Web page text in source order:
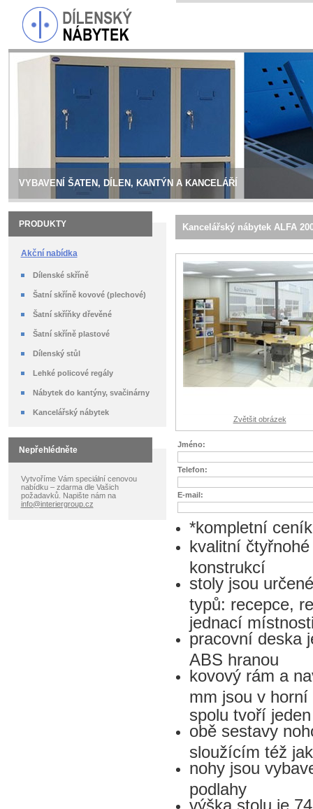
VYBAVENÍ ŠATEN, DÍLEN, KANTÝN A KANCELÁŘÍ
PRODUKTY
Akční nabídka
Dílenské skříně
Šatní skříně kovové (plechové)
Šatní skříňky dřevěné
Šatní skříně plastové
Dílenský stůl
Lehké policové regály
Nábytek do kantýny, svačinárny
Kancelářský nábytek
Nepřehlédněte
Vytvoříme Vám speciální cenovou
nabídku – zdarma dle Vašich
požadavků. Napište nám na
info@interiergroup.cz
Kancelářský nábytek ALFA
Zvětšit obrázek
Jméno:
Telefon:
E-mail:
*kompletní
kvalitní
konstrukcí
stoly jsou
typů: recepce,
jednací
pracovní deska
ABS hranou
kovový rám a
mm jsou v
spolu tvoří
obě sestavy
sloužícím též
nohy jsou
podlahy
výška stolu je